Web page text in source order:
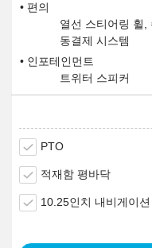
편의
열선 스티어링 휠,
동결제 시스템
인포테인먼트
트위터 스피커
PTO
적재함 평바닥
10.25인치 내비게이션